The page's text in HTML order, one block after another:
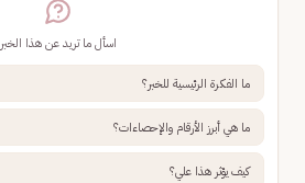
اسأل ما تريد عن هذا الخبر
ما الفكرة الرئيسية للخبر؟
ما هي أبرز الأرقام والإحصاءات؟
كيف يؤثر هذا علي؟